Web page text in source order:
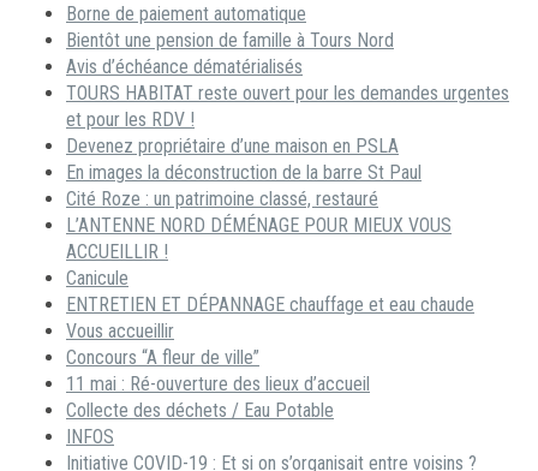
Borne de paiement automatique
Bientôt une pension de famille à Tours Nord
Avis d’échéance dématérialisés
TOURS HABITAT reste ouvert pour les demandes urgentes
et pour les RDV !
Devenez propriétaire d’une maison en PSLA
En images la déconstruction de la barre St Paul
Cité Roze : un patrimoine classé, restauré
L’ANTENNE NORD DÉMÉNAGE POUR MIEUX VOUS
ACCUEILLIR !
Canicule
ENTRETIEN ET DÉPANNAGE chauffage et eau chaude
Vous accueillir
Concours “A fleur de ville”
11 mai : Ré-ouverture des lieux d’accueil
Collecte des déchets / Eau Potable
INFOS
Initiative COVID-19 : Et si on s’organisait entre voisins ?